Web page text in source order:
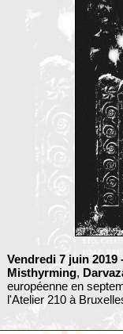
Vendredi 7 juin 2019
Misthyrming,
européenne en
l'Atelier 210 à